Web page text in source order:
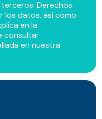
Derechos:
los datos, así como
en la
consultar
en nuestra